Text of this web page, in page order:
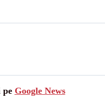
pe Google News